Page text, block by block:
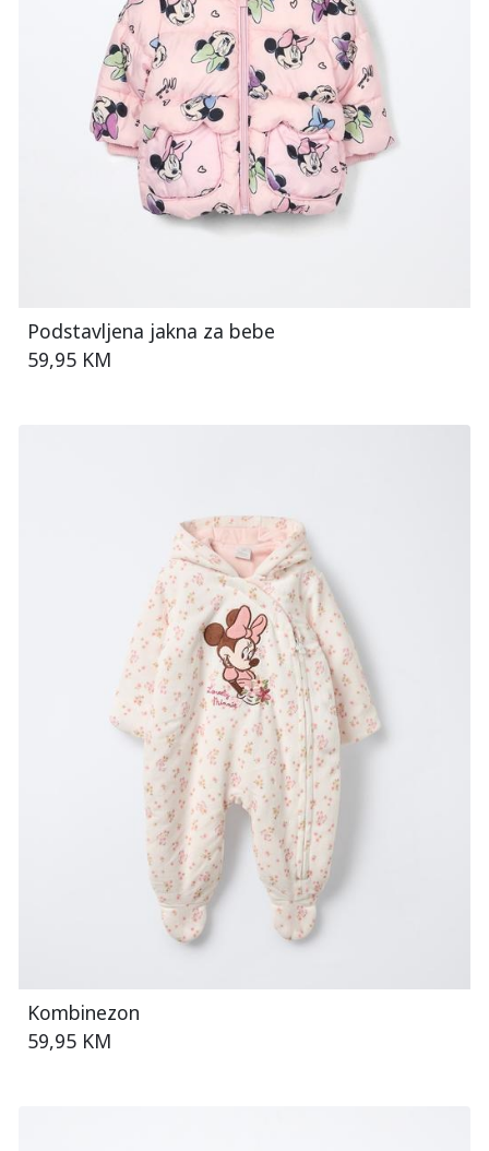
Podstavljena jakna za bebe
59,95 KM
Kombinezon
59,95 KM